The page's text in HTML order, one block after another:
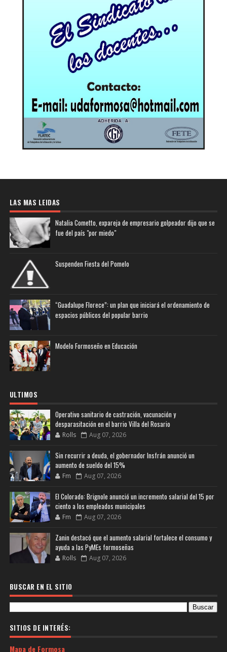
LAS MAS LEIDAS
Natalia Cometto, expareja de empresario golpeador dijo que se
fue del país "por miedo"
Suspenden Fiesta del Pomelo
“Guadalupe Florece”: un plan que iniciará el ordenamiento de
espacios públicos del popular barrio
Modelo Formoseño en Educación
ULTIMOS
Operativo sanitario de castración, vacunación y
desparasitación en el barrio Villa del Rosario
Rolls Aug 07, 2026
Sin recurrir a deuda, el gobernador Insfrán anunció un
aumento de sueldo del 15%
Fm Aug 07, 2026
El Colorado: Brignole anunció un incremento salarial del 15 por
ciento a los empleados municipales
Fm Aug 07, 2026
Zanin destacó que el aumento salarial fortalece el consumo y
ayuda a las PyMEs formoseñas
Rolls Aug 07, 2026
BUSCAR EN EL SITIO
SITIOS DE INTERÉS:
Mapa de Formosa